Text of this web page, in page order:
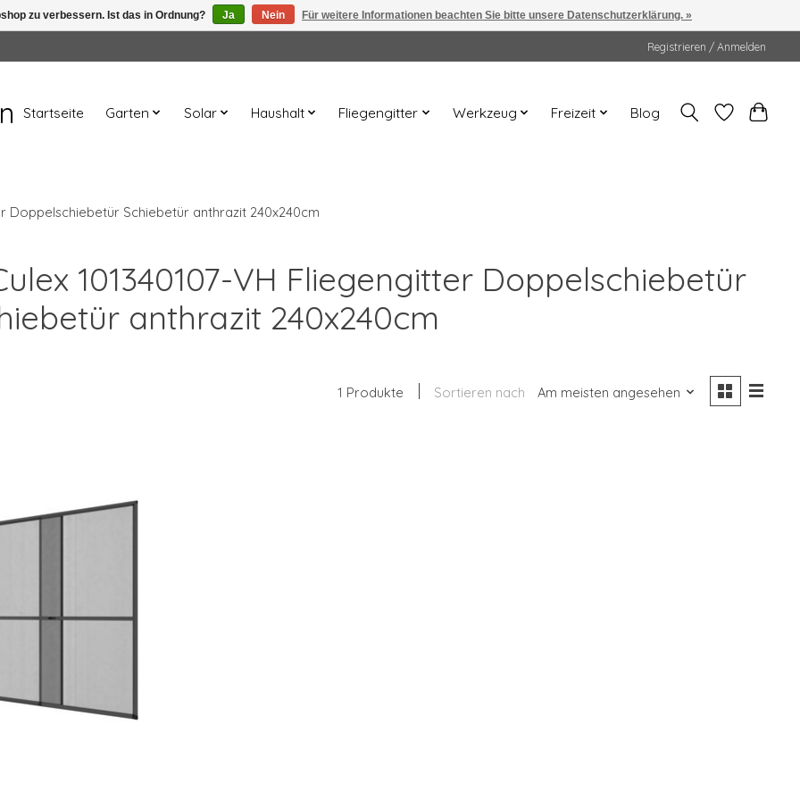
Registrieren / Anmelden
Startseite Garten Solar Haushalt Fliegengitter Werkzeug Freizeit Blog
Doppelschiebetür Schiebetür anthrazit 240x240cm
101340107-VH Fliegengitter Doppelschiebetür
anthrazit 240x240cm
1 Produkte Sortieren nach Am meisten angesehen
zu verbessern. Ist das in Ordnung? Ja Nein Für weitere Informationen beachten Sie bitte unsere Datenschutzerklärung. »